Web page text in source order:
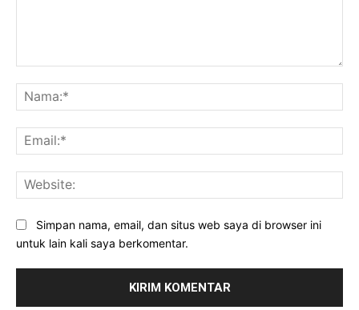
Simpan nama, email, dan situs web saya di browser ini
untuk lain kali saya berkomentar.